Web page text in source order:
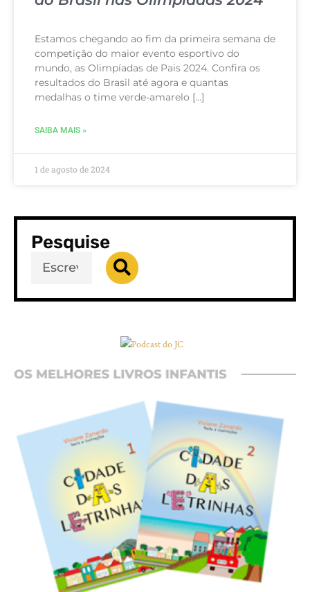
Estamos chegando ao fim da primeira semana de
competição do maior evento esportivo do
mundo, as Olimpíadas de Pais 2024. Confira os
resultados do Brasil até agora e quantas
medalhas o time verde-amarelo […]
SAIBA MAIS »
1 de agosto de 2024
Pesquise